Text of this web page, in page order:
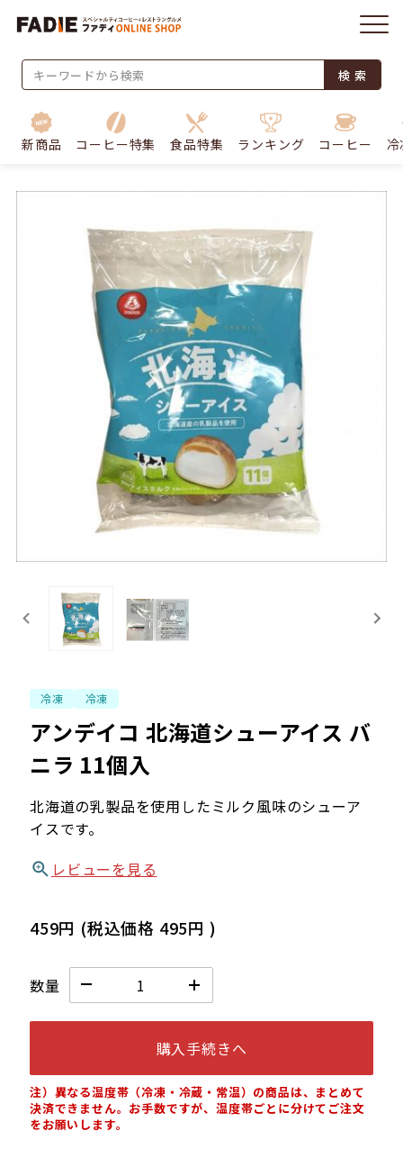
検 索
新商品 コーヒー特集 食品特集 ランキング コーヒー
アンデイコ 北海道シューアイス バ
ニラ 11個入
北海道の乳製品を使用したミルク風味のシューア
イスです。
レビューを見る
459円 (税込価格 495円 )
数量
購入手続きへ
注）異なる温度帯（冷凍・冷蔵・常温）の商品は、まとめて
決済できません。お手数ですが、温度帯ごとに分けてご注文
をお願いします。
冷凍 冷凍